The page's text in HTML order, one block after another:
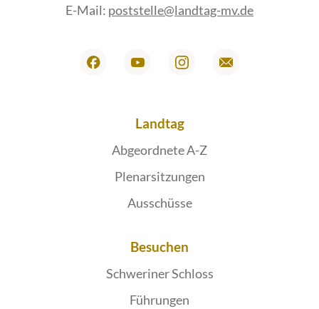
E-Mail: poststelle@landtag-mv.de
Landtag
Abgeordnete A-Z
Plenarsitzungen
Ausschüsse
Besuchen
Schweriner Schloss
Führungen